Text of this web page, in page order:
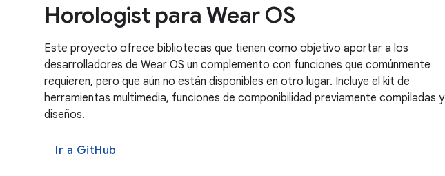
Horologist para Wear OS
Este proyecto ofrece bibliotecas que tienen como objetivo aportar a los
desarrolladores de Wear OS un complemento con funciones que comúnmente
requieren, pero que aún no están disponibles en otro lugar. Incluye el kit de
herramientas multimedia, funciones de componibilidad previamente compiladas y
diseños.
Ir a GitHub